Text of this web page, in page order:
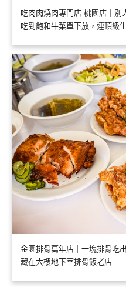
吃肉肉燒肉専門店-桃園店｜別
吃到飽和牛菜單下放，連頂級
金園排骨萬年店｜一塊排骨吃
藏在大樓地下室排骨飯老店